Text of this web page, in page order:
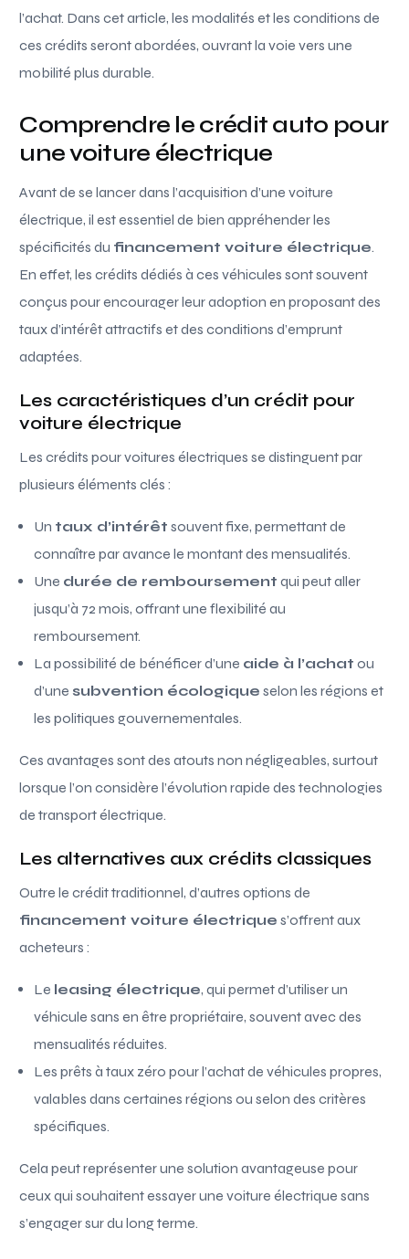
l’achat. Dans cet article, les modalités et les conditions de
ces crédits seront abordées, ouvrant la voie vers une
mobilité plus durable.
Comprendre le crédit auto pour
une voiture électrique
Avant de se lancer dans l’acquisition d’une voiture
électrique, il est essentiel de bien appréhender les
spécificités du financement voiture électrique.
En effet, les crédits dédiés à ces véhicules sont souvent
conçus pour encourager leur adoption en proposant des
taux d’intérêt attractifs et des conditions d’emprunt
adaptées.
Les caractéristiques d’un crédit pour
voiture électrique
Les crédits pour voitures électriques se distinguent par
plusieurs éléments clés :
Un taux d’intérêt souvent fixe, permettant de
connaître par avance le montant des mensualités.
Une durée de remboursement qui peut aller
jusqu’à 72 mois, offrant une flexibilité au
remboursement.
La possibilité de bénéficer d’une aide à l’achat ou
d’une subvention écologique selon les régions et
les politiques gouvernementales.
Ces avantages sont des atouts non négligeables, surtout
lorsque l’on considère l’évolution rapide des technologies
de transport électrique.
Les alternatives aux crédits classiques
Outre le crédit traditionnel, d’autres options de
financement voiture électrique s’offrent aux
acheteurs :
Le leasing électrique, qui permet d’utiliser un
véhicule sans en être propriétaire, souvent avec des
mensualités réduites.
Les prêts à taux zéro pour l’achat de véhicules propres,
valables dans certaines régions ou selon des critères
spécifiques.
Cela peut représenter une solution avantageuse pour
ceux qui souhaitent essayer une voiture électrique sans
s’engager sur du long terme.